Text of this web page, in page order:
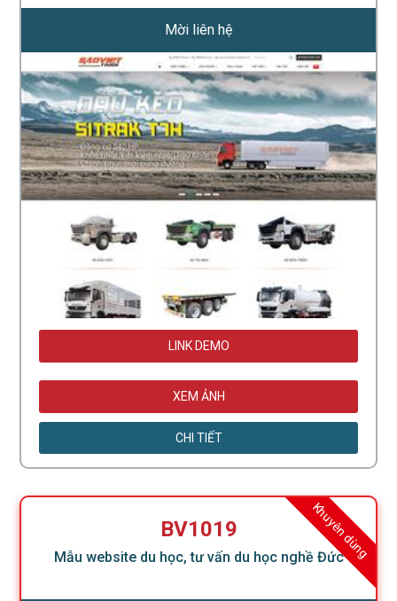
Mời liên hệ
LINK DEMO
XEM ẢNH
CHI TIẾT
Khuyên dùng
BV1019
Mẫu website du học, tư vấn du học nghề Đức